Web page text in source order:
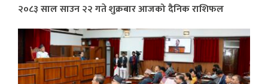
२०८३ साल साउन २२ गते शुक्रबार आजको दैनिक राशिफल